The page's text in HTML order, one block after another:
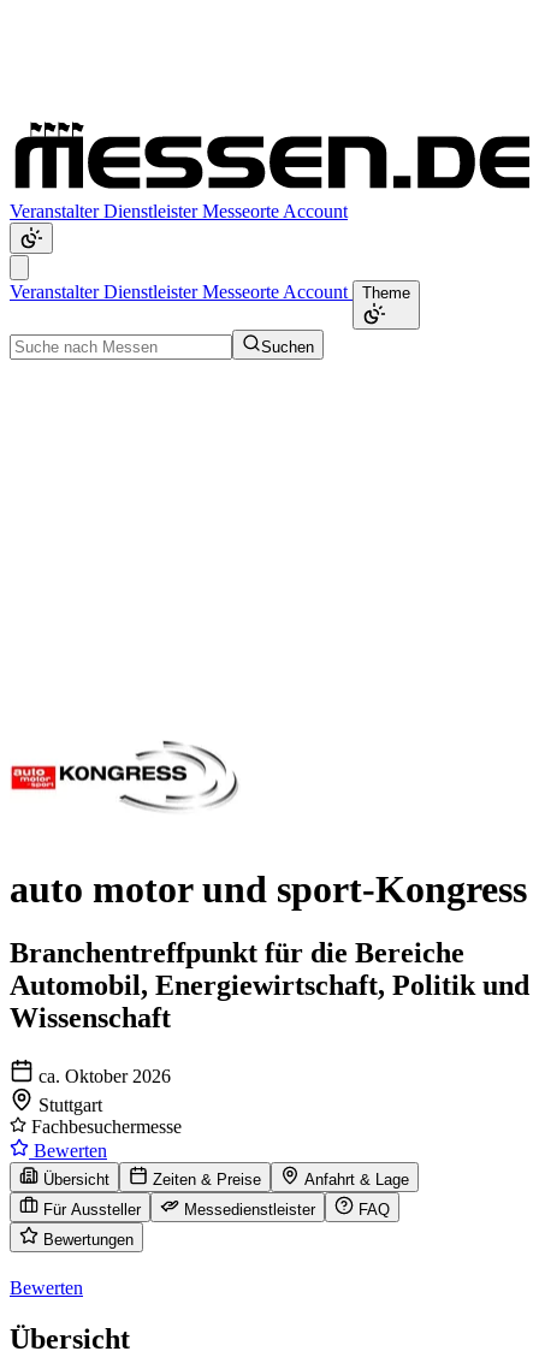
VeranstalterDienstleisterMesseorte Account
VeranstalterDienstleisterMesseorte Account Theme
Suchen
auto motor und sport-Kongress
Branchentreffpunkt für die Bereiche
Automobil, Energiewirtschaft, Politik und
Wissenschaft
ca. Oktober 2026
Stuttgart
Fachbesuchermesse
Bewerten
Übersicht Zeiten & Preise
Anfahrt & Lage
Für Aussteller
Messedienstleister
FAQ
Bewertungen
Bewerten
Übersicht